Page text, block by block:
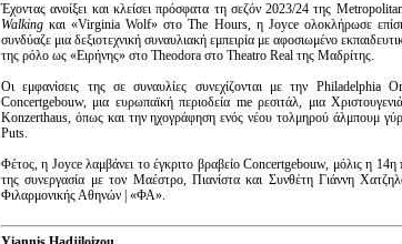
Έχοντας ανοίξει και κλείσει πρόσφατα τη σεζόν 2023/24 της
Walking και «Virginia Wolf» στο The Hours, η Joyce ολοκλήρωσε
συνδύαζε μια δεξιοτεχνική συναυλιακή εμπειρία με αφοσιωμένο
της ρόλο ως «Ειρήνης» στο Theodora στο Theatro Real της Μαδρίτης.
Οι εμφανίσεις της σε συναυλίες συνεχίζονται με την
Concertgebouw, μια ευρωπαϊκή περιοδεία me ρεσιτάλ, μια
Konzerthaus, όπως και την ηχογράφηση ενός νέου τολμηρού άλμπουμ
Puts.
Φέτος, η Joyce λαμβάνει το έγκριτο βραβείο Concertgebouw, μόλις η
της συνεργασία με τον Μαέστρο, Πιανίστα και Συνθέτη Γιάννη
Φιλαρμονικής Αθηνών | «ΦΑ».